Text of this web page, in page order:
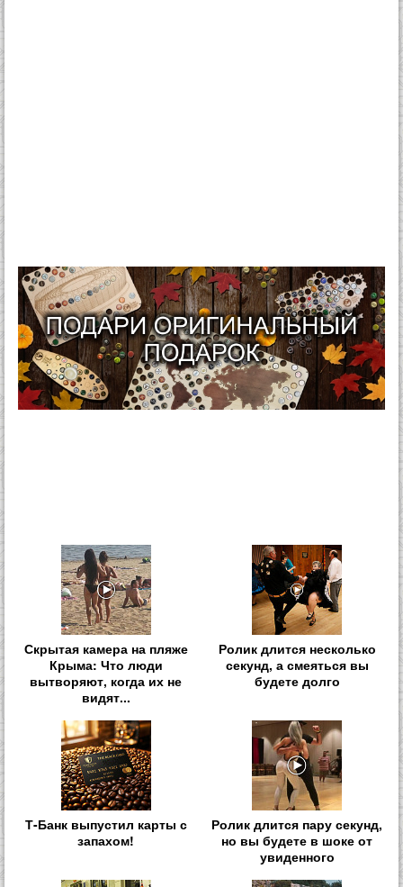
Скрытая камера на пляже
Крыма: Что люди
вытворяют, когда их не
видят...
Ролик длится несколько
секунд, а смеяться вы
будете долго
Т-Банк выпустил карты с
запахом!
Ролик длится пару секунд,
но вы будете в шоке от
увиденного